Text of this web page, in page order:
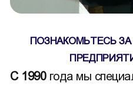
ПОЗНАКОМЬТЕСЬ
С 1990 года мы